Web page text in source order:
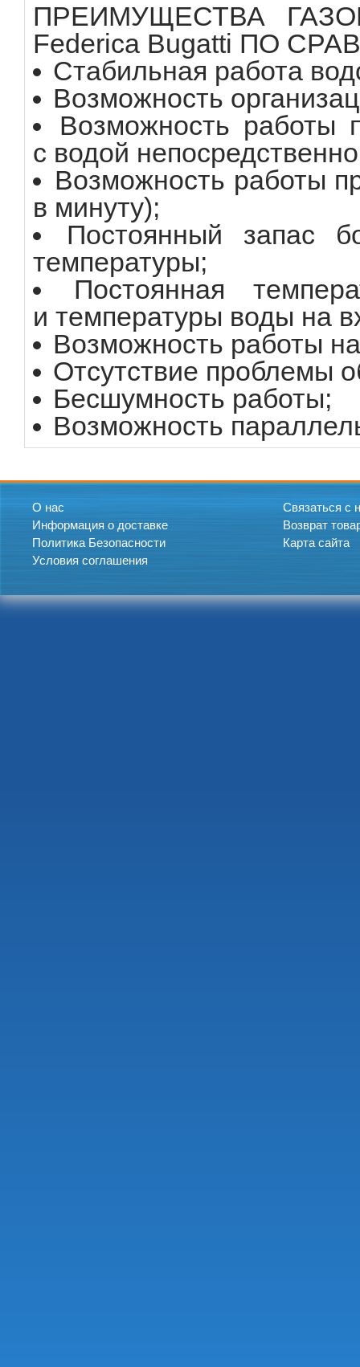
ПРЕИМУЩЕСТВА
Federica Bugatti ПО
Стабильная работа
Возможность
Возможность работы
с водой
Возможность работы
в минуту);
Постоянный запас
температуры;
Постоянная
и температуры воды на
Возможность работы
Отсутствие проблемы
Бесшумность работы;
Возможность
О нас
Информация о доставке
Политика Безопасности
Условия соглашения
Связаться с
Возврат
Карта сайта